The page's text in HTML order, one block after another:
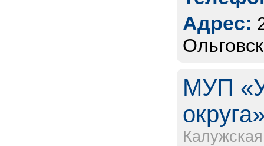
Адрес:
МУП